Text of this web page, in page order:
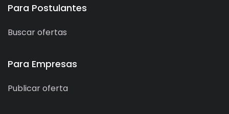
Para Postulantes
Buscar ofertas
Para Empresas
Publicar oferta